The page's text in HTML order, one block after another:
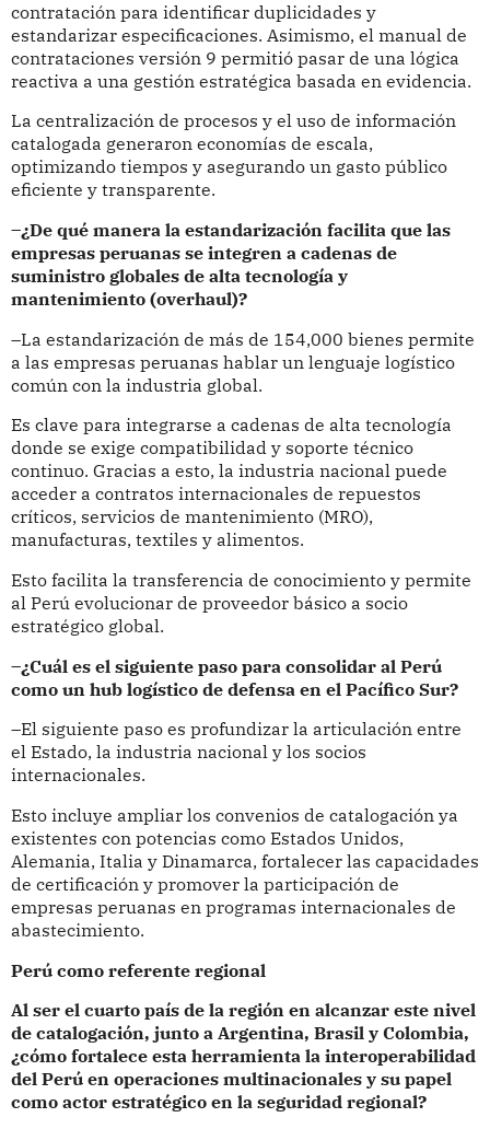
contratación para identificar duplicidades y
estandarizar especificaciones. Asimismo, el manual de
contrataciones versión 9 permitió pasar de una lógica
reactiva a una gestión estratégica basada en evidencia.
La centralización de procesos y el uso de información
catalogada generaron economías de escala,
optimizando tiempos y asegurando un gasto público
eficiente y transparente.
–¿De qué manera la estandarización facilita que las
empresas peruanas se integren a cadenas de
suministro globales de alta tecnología y
mantenimiento (overhaul)?
–La estandarización de más de 154,000 bienes permite
a las empresas peruanas hablar un lenguaje logístico
común con la industria global.
Es clave para integrarse a cadenas de alta tecnología
donde se exige compatibilidad y soporte técnico
continuo. Gracias a esto, la industria nacional puede
acceder a contratos internacionales de repuestos
críticos, servicios de mantenimiento (MRO),
manufacturas, textiles y alimentos.
Esto facilita la transferencia de conocimiento y permite
al Perú evolucionar de proveedor básico a socio
estratégico global.
–¿Cuál es el siguiente paso para consolidar al Perú
como un hub logístico de defensa en el Pacífico Sur?
–El siguiente paso es profundizar la articulación entre
el Estado, la industria nacional y los socios
internacionales.
Esto incluye ampliar los convenios de catalogación ya
existentes con potencias como Estados Unidos,
Alemania, Italia y Dinamarca, fortalecer las capacidades
de certificación y promover la participación de
empresas peruanas en programas internacionales de
abastecimiento.
Perú como referente regional
Al ser el cuarto país de la región en alcanzar este nivel
de catalogación, junto a Argentina, Brasil y Colombia,
¿cómo fortalece esta herramienta la interoperabilidad
del Perú en operaciones multinacionales y su papel
como actor estratégico en la seguridad regional?